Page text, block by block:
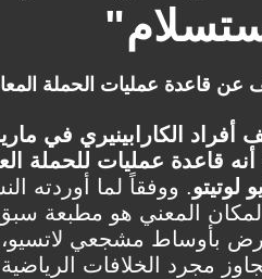
عن قاعدة عمليات الحملة
أفراد الكارابينيري في
أنه قاعدة عمليات للحملة
لوتيتو. ووفقاً لما أوردته
المعني هو مطبعة
بأوساط مشجعي
مجرد الخلافات